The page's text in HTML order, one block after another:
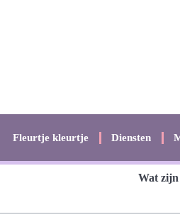
Fleurtje kleurtje Diensten
Wat zijn